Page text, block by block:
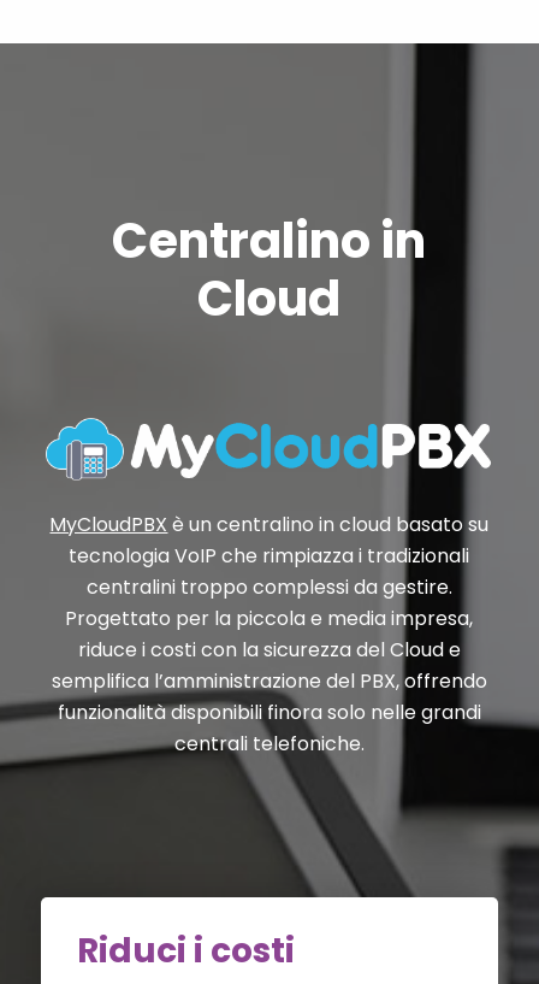
Centralino in
Cloud
MyCloudPBX è un centralino in cloud basato su
tecnologia VoIP che rimpiazza i tradizionali
centralini troppo complessi da gestire.
Progettato per la piccola e media impresa,
riduce i costi con la sicurezza del Cloud e
semplifica l’amministrazione del PBX, offrendo
funzionalità disponibili finora solo nelle grandi
centrali telefoniche.
Riduci i costi